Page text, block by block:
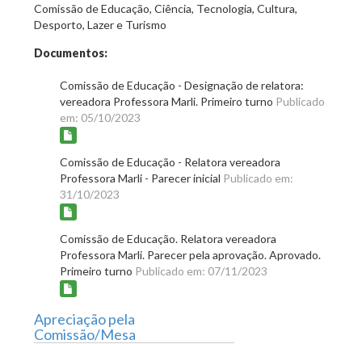
Comissão de Educação, Ciência, Tecnologia, Cultura,
Desporto, Lazer e Turismo
Documentos:
Comissão de Educação - Designação de relatora:
vereadora Professora Marli. Primeiro turno Publicado
em: 05/10/2023
Comissão de Educação - Relatora vereadora
Professora Marli - Parecer inicial Publicado em:
31/10/2023
Comissão de Educação. Relatora vereadora
Professora Marli. Parecer pela aprovação. Aprovado.
Primeiro turno Publicado em: 07/11/2023
Apreciação pela
Comissão/Mesa